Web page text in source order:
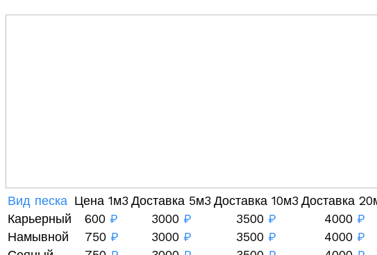
Вид песка Цена 1м3 Доставка 5м3 Доставка 10м3 Доставка
Карьерный
600 ₽ 3000 ₽ 3500 ₽ 4000 ₽
Намывной
750 ₽ 3000 ₽ 3500 ₽ 4000 ₽